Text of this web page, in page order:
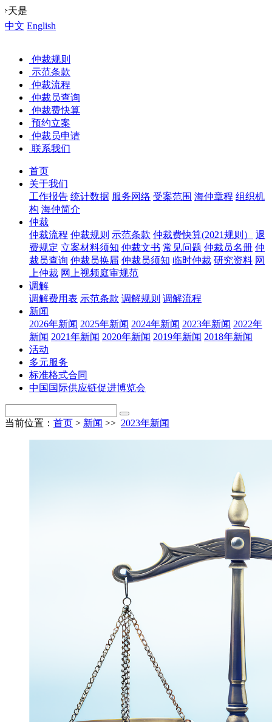
中文 English
仲裁规则
示范条款
仲裁流程
仲裁员查询
仲裁费快算
预约立案
仲裁员申请
联系我们
首页
关于我们
工作报告 统计数据 服务网络 受案范围 海仲章程 组织机
构 海仲简介
仲裁
仲裁流程 仲裁规则 示范条款 仲裁费快算(2021规则）
退
费规定 立案材料须知 仲裁文书 常见问题 仲裁员名册 仲
裁员查询 仲裁员换届 仲裁员须知 临时仲裁 研究资料 网
上仲裁 网上视频庭审规范
调解
调解费用表 示范条款 调解规则 调解流程
新闻
2026年新闻 2025年新闻 2024年新闻 2023年新闻 2022年
新闻 2021年新闻 2020年新闻 2019年新闻 2018年新闻
活动
多元服务
标准格式合同
中国国际供应链促进博览会
当前位置： 首页 > 新闻 >> 2023年新闻